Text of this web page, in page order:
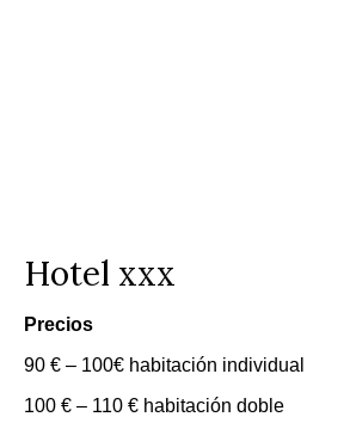
Hotel xxx
Precios
90 € – 100€ habitación individual
100 € – 110 € habitación doble